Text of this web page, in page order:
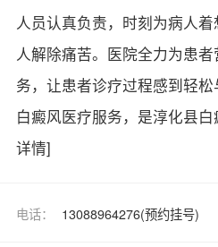
人员认真负责，时刻为病人
人解除痛苦。医院全力为患
务，让患者诊疗过程感到轻
白癜风医疗服务，是淳化县白
详情]
电话： 13088964276(预约挂号)